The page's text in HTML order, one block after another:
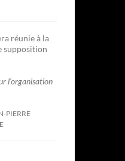
réunie à la
supposition
l’organisation
PIERRE